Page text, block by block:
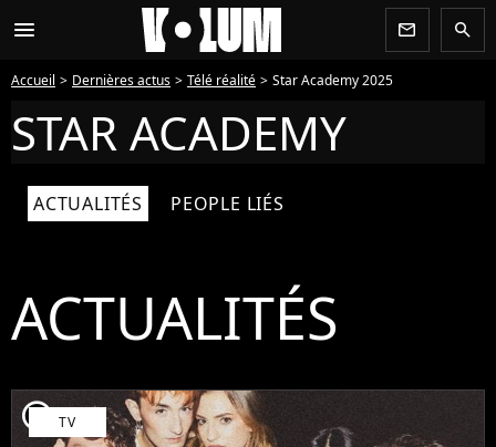
menu newsletter search
Accueil Dernières actus Télé réalité Star Academy 2025
STAR ACADEMY
ACTUALITÉS PEOPLE LIÉS
ACTUALITÉS
player2 TV